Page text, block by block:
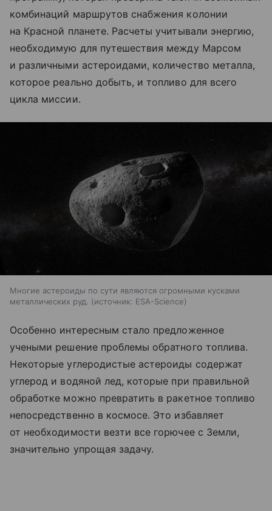
комбинаций маршрутов снабжения колонии
на Красной планете. Расчеты учитывали энергию,
необходимую для путешествия между Марсом
и различными астероидами, количество металла,
которое реально добыть, и топливо для всего
цикла миссии.
Многие астероиды по сути являются огромными кусками
металлических руд.
источник: ESA-Science
Особенно интересным стало предложенное
учеными решение проблемы обратного топлива.
Некоторые углеродистые астероиды содержат
углерод и водяной лед, которые при правильной
обработке можно превратить в ракетное топливо
непосредственно в космосе. Это избавляет
от необходимости везти все горючее с Земли,
значительно упрощая задачу.